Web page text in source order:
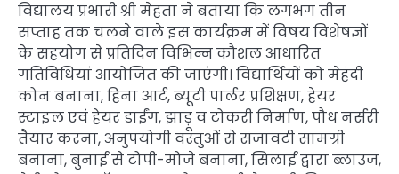
विद्यालय प्रभारी श्री मेहता ने बताया कि लगभग तीन
सप्ताह तक चलने वाले इस कार्यक्रम में विषय विशेषज्ञों
के सहयोग से प्रतिदिन विभिन्न कौशल आधारित
गतिविधियां आयोजित की जाएंगी। विद्यार्थियों को मेहंदी
कोन बनाना, हिना आर्ट, ब्यूटी पार्लर प्रशिक्षण, हेयर
स्टाइल एवं हेयर डाईंग, झाड़ू व टोकरी निर्माण, पौध नर्सरी
तैयार करना, अनुपयोगी वस्तुओं से सजावटी सामग्री
बनाना, बुनाई से टोपी-मोजे बनाना, सिलाई द्वारा ब्लाउज,